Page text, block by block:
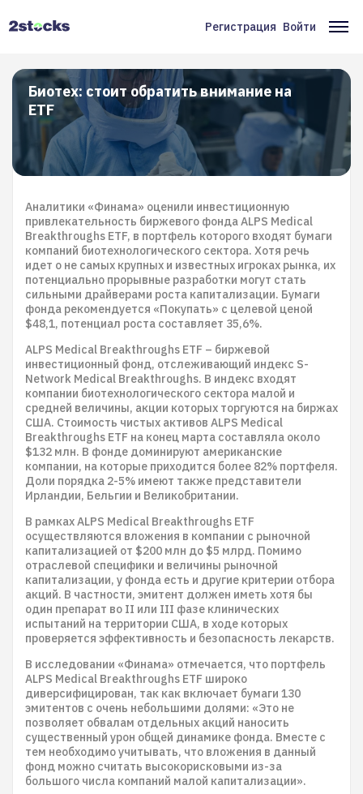
Меню
учётной
записи
пользователя
Регистрация Войти
Биотех: стоит обратить внимание на
ETF
Аналитики «Финама» оценили инвестиционную
привлекательность биржевого фонда ALPS Medical
Breakthroughs ETF, в портфель которого входят бумаги
компаний биотехнологического сектора. Хотя речь
идет о не самых крупных и известных игроках рынка, их
потенциально прорывные разработки могут стать
сильными драйверами роста капитализации. Бумаги
фонда рекомендуется «Покупать» с целевой ценой
$48,1, потенциал роста составляет 35,6%.
ALPS Medical Breakthroughs ETF – биржевой
инвестиционный фонд, отслеживающий индекс S-
Network Medical Breakthroughs. В индекс входят
компании биотехнологического сектора малой и
средней величины, акции которых торгуются на биржах
США. Стоимость чистых активов ALPS Medical
Breakthroughs ETF на конец марта составляла около
$132 млн. В фонде доминируют американские
компании, на которые приходится более 82% портфеля.
Доли порядка 2-5% имеют также представители
Ирландии, Бельгии и Великобритании.
В рамках ALPS Medical Breakthroughs ETF
осуществляются вложения в компании с рыночной
капитализацией от $200 млн до $5 млрд. Помимо
отраслевой специфики и величины рыночной
капитализации, у фонда есть и другие критерии отбора
акций. В частности, эмитент должен иметь хотя бы
один препарат во II или III фазе клинических
испытаний на территории США, в ходе которых
проверяется эффективность и безопасность лекарств.
В исследовании «Финама» отмечается, что портфель
ALPS Medical Breakthroughs ETF широко
диверсифицирован, так как включает бумаги 130
эмитентов с очень небольшими долями: «Это не
позволяет обвалам отдельных акций наносить
существенный урон общей динамике фонда. Вместе с
тем необходимо учитывать, что вложения в данный
фонд можно считать высокорисковыми из-за
большого числа компаний малой капитализации».